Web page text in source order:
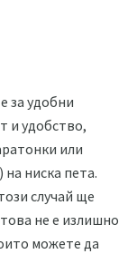
за удобни
и удобство,
или
ниска пета.
случай ще
не е излишно
можете да